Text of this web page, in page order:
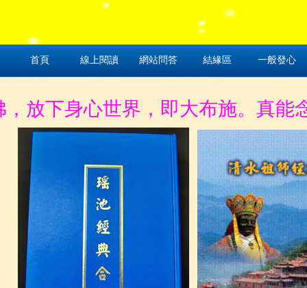
放下身心世界，即大布施。真能
首頁 線上閱讀 網站問答 結緣區 一般發心